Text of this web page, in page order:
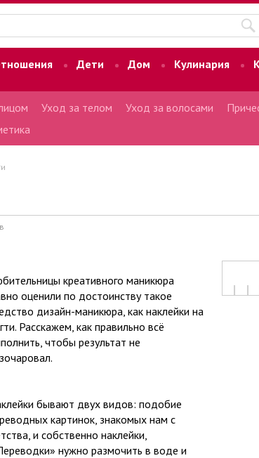
Дети Дом Кулинария
Уход за телом Уход за волосами
креативного маникюра
оценили по достоинству такое
дизайн-маникюра, как наклейки на
Расскажем, как правильно всё
чтобы результат не
бывают двух видов: подобие
картинок, знакомых нам с
и собственно наклейки,
нужно размочить в воде и